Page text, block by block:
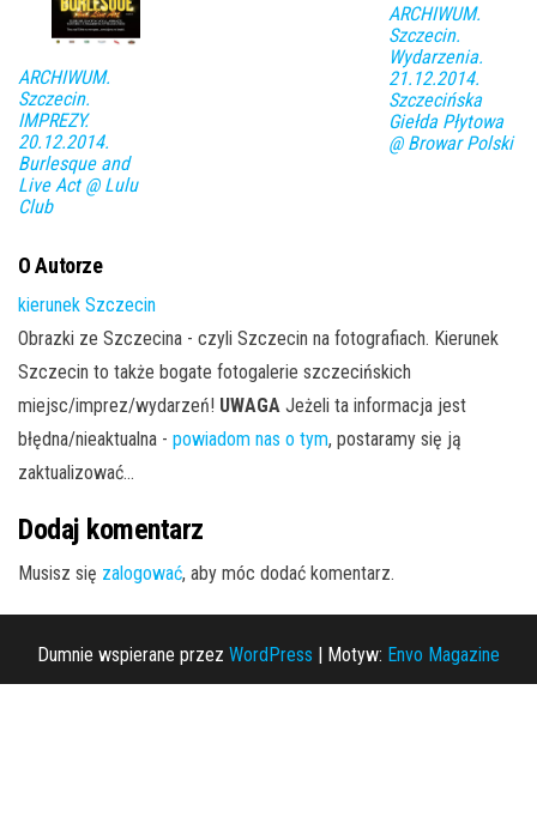
ARCHIWUM.
Szczecin.
IMPREZY.
20.12.2014.
Burlesque and
Live Act @ Lulu
Club
ARCHIWUM.
Szczecin.
Wydarzenia.
21.12.2014.
Szczecińska
Giełda Płytowa
@ Browar Polski
O Autorze
kierunek Szczecin
Obrazki ze Szczecina - czyli Szczecin na fotografiach. Kierunek
Szczecin to także bogate fotogalerie szczecińskich
miejsc/imprez/wydarzeń! UWAGA Jeżeli ta informacja jest
błędna/nieaktualna - powiadom nas o tym, postaramy się ją
zaktualizować...
Dodaj komentarz
Musisz się zalogować, aby móc dodać komentarz.
Dumnie wspierane przez WordPress | Motyw: Envo Magazine